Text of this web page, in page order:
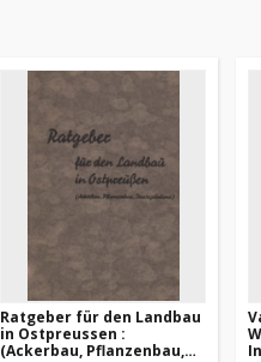
Ratgeber für den Landbau
in Ostpreussen :
(Ackerbau, Pflanzenbau,